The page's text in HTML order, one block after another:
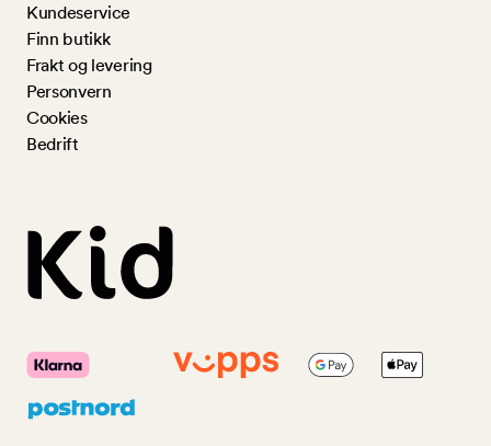
Kundeservice
Finn butikk
Frakt og levering
Personvern
Cookies
Bedrift